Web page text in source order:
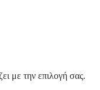
με την επιλογή σας.